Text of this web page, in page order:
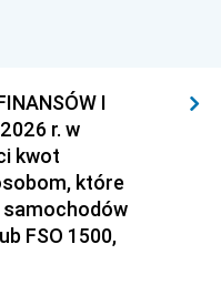
I
r. w
kwot
które
samochodów
FSO 1500,